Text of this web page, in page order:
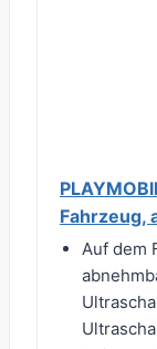
Fahrzeug,
Auf dem